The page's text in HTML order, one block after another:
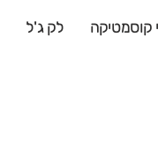
קוסמטיקה לק ג'ל